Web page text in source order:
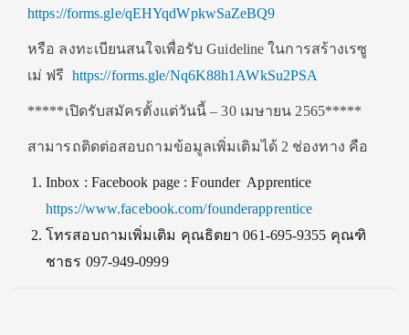
https://forms.gle/qEHYqdWpkwSaZeBQ9
หรือ ลงทะเบียนสนใจเพื่อรับ Guideline ในการสร้างเรซู
เม่ ฟรี https://forms.gle/Nq6K88h1AWkSu2PSA
*****เปิดรับสมัครตั้งแต่วันนี้ – 30 เมษายน 2565*****
สามารถติดต่อสอบถามข้อมูลเพิ่มเติมได้ 2 ช่องทาง คือ
Inbox : Facebook page : Founder Apprentice
https://www.facebook.com/founderapprentice
โทรสอบถามเพิ่มเติม คุณธิตยา 061-695-9355 คุณฑิ
ชาธร 097-949-0999